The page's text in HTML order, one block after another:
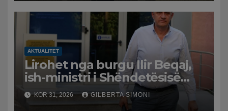
AKTUALITET
Lirohet nga burgu Ilir Beqaj,
ish-ministri i Shëndetësisë
‘kthehet’ në shtëpi, GJKKO i
ndryshon masën e arrestit
KOR 31, 2026 GILBERTA SIMONI